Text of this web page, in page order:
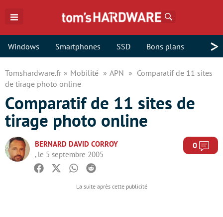
Windows Smartphones SSD Bons plans >
Tomshardware.fr Mobilité APN
Comparatif de 11 sites
de tirage photo online
Comparatif de 11 sites de
tirage photo online
BERNARD DAVID CORROY
, le 5 septembre 2005
0
Facebook
TwitterWhatsapp
Reddit